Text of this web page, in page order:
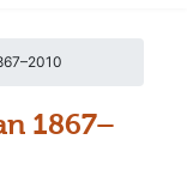
1867–